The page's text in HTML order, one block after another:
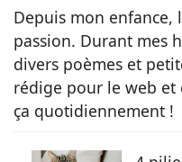
Depuis mon enfance,
passion. Durant mes
divers poèmes et
rédige pour le web et
ça quotidiennement !